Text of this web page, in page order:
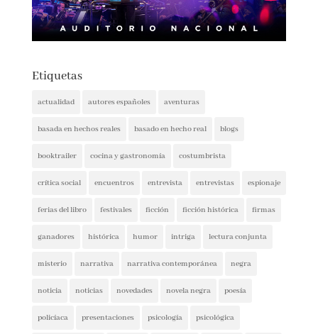
Etiquetas
actualidad autores españoles aventuras
basada en hechos reales basado en hecho real blogs
booktrailer cocina y gastronomía costumbrista
crítica social encuentros entrevista entrevistas espionaje
ferias del libro festivales ficción ficción histórica firmas
ganadores histórica humor intriga lectura conjunta
misterio narrativa narrativa contemporánea negra
noticia noticias novedades novela negra poesía
policíaca presentaciones psicología psicológica